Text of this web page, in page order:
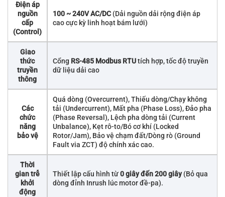
Điện áp
nguồn
cấp
(Control)
100 ~ 240V AC/DC (Dải nguồn dải rộng điện áp
cao cực kỳ linh hoạt bám lưới)
Giao
thức
truyền
thông
Cổng RS-485 Modbus RTUtích hợp, tốc độ truyền
dữ liệu dải cao
Các
chức
năng
bảo vệ
Quá dòng (Overcurrent), Thiếu dòng/Chạy không
tải (Undercurrent), Mất pha (Phase Loss), Đảo pha
(Phase Reversal), Lệch pha dòng tải (Current
Unbalance), Kẹt rô-to/Bó cơ khí (Locked
Rotor/Jam), Bảo vệ chạm đất/Dòng rò (Ground
Fault via ZCT) độ chính xác cao.
Thời
gian trễ
khởi
động
Thiết lập cấu hình từ0 giây đến 200 giây(Bỏ qua
dòng đỉnh Inrush lúc motor đề-pa).